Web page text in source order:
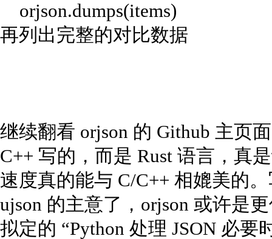
orjson.dumps(items)
再列出完整的对比数据
继续翻看 orjson 的 Github 主页
C++ 写的，而是 Rust 语言，真
速度真的能与 C/C++ 相媲美的
ujson 的主意了，orjson 或许是
拟定的 “Python 处理 JSON 必要